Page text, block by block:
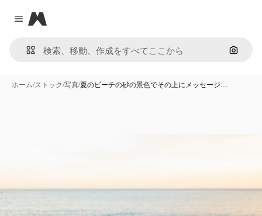
Close menu
Magnific
画像で
ホーム/ストック/写真/夏のビーチの砂の景色でその上にメッセージ…